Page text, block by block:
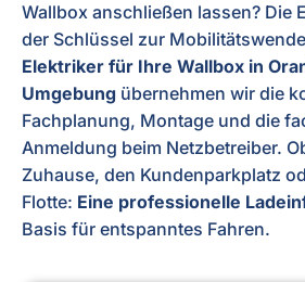
Wallbox anschließen lassen? Die
der Schlüssel zur
Elektriker für Ihre Wallbox in
Umgebung übernehmen wir die
Fachplanung, Montage und die
Anmeldung beim Netzbetreiber.
Zuhause, den Kundenparkplatz
Flotte: Eine professionelle
Basis für entspanntes Fahren.